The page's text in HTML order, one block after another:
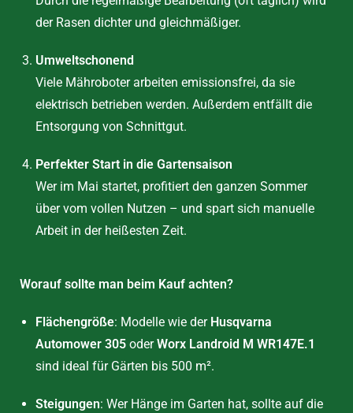
der Rasen dichter und gleichmäßiger.
Umweltschonend
Viele Mähroboter arbeiten emissionsfrei, da sie
elektrisch betrieben werden. Außerdem entfällt die
Entsorgung von Schnittgut.
Perfekter Start in die Gartensaison
Wer im Mai startet, profitiert den ganzen Sommer
über vom vollen Nutzen – und spart sich manuelle
Arbeit in der heißesten Zeit.
Worauf sollte man beim Kauf achten?
Flächengröße: Modelle wie der Husqvarna
Automower 305 oderWorx Landroid M WR147E.1
sind ideal für Gärten bis 500 m².
Steigungen: Wer Hänge im Garten hat, sollte auf die